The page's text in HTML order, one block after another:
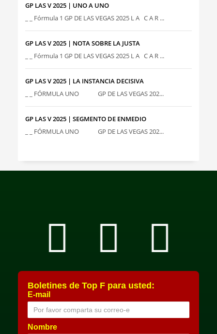
GP LAS V 2025 | UNO A UNO
_ _ Fórmula 1 GP DE LAS VEGAS 2025 L A C A R ...
GP LAS V 2025 | NOTA SOBRE LA JUSTA
_ _ Fórmula 1 GP DE LAS VEGAS 2025 L A C A R ...
GP LAS V 2025 | LA INSTANCIA DECISIVA
_ _ FÓRMULA UNO GP DE LAS VEGAS 202...
GP LAS V 2025 | SEGMENTO DE ENMEDIO
_ _ FÓRMULA UNO GP DE LAS VEGAS 202...
Boletines de Top F para usted:
E-mail
Nombre